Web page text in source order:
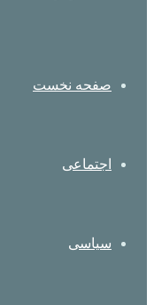
صفحه نخست
اجتماعی
سیاسی